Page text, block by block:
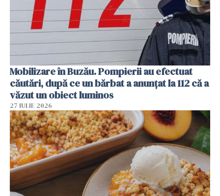
Mobilizare în Buzău. Pompierii au efectuat
căutări, după ce un bărbat a anunțat la 112 că a
văzut un obiect luminos
27 IULIE 2026